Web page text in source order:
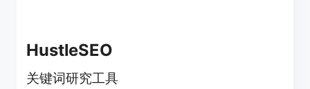
HustleSEO
关键词研究工具